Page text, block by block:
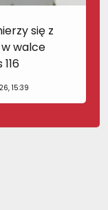
się z
walce
15:39